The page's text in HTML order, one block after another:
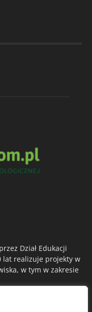
Dział Edukacji
lat realizuje projekty w
w tym w zakresie